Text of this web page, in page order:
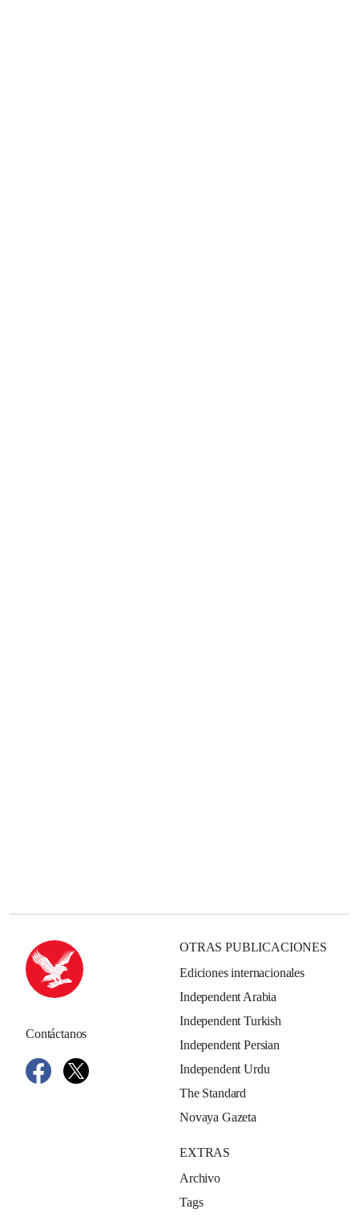
Contáctanos
OTRAS PUBLICACIONES
Ediciones internacionales
Independent Arabia
Independent Turkish
Independent Persian
Independent Urdu
The Standard
Novaya Gazeta
EXTRAS
Archivo
Tags